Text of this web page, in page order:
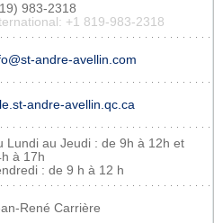
983-2318
+1 819-983-2318
andre-avellin.com
andre-avellin.qc.ca
Lundi au Jeudi : de 9h à 12h et
à 17h
: de 9 h à 12 h
René Carrière